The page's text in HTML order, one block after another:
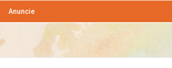
Anuncie